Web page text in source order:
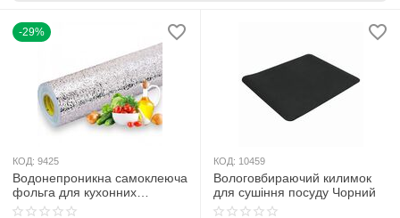
-29%
КОД: 9425
Водонепроникна самоклеюча
фольга для кухонних
поверхонь 6м
КОД: 10459
Вологовбираючий килимок
для сушіння посуду Чорний